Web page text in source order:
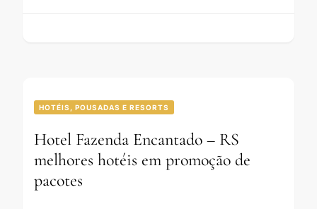
HOTÉIS, POUSADAS E RESORTS
Hotel Fazenda Encantado – RS
melhores hotéis em promoção de
pacotes